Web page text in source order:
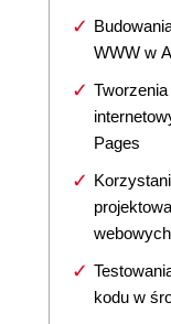
WWW w
Pages
webowych
kodu w